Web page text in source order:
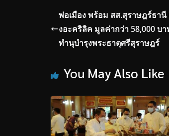
พ่อเมือง พร้อม สส.สุราษฎร์ธานี
งอะคริลิค มูลค่ากว่า 58,000 บ
ทำนุบำรุงพระธาตุศรีสุราษฎร์
You May Also Like